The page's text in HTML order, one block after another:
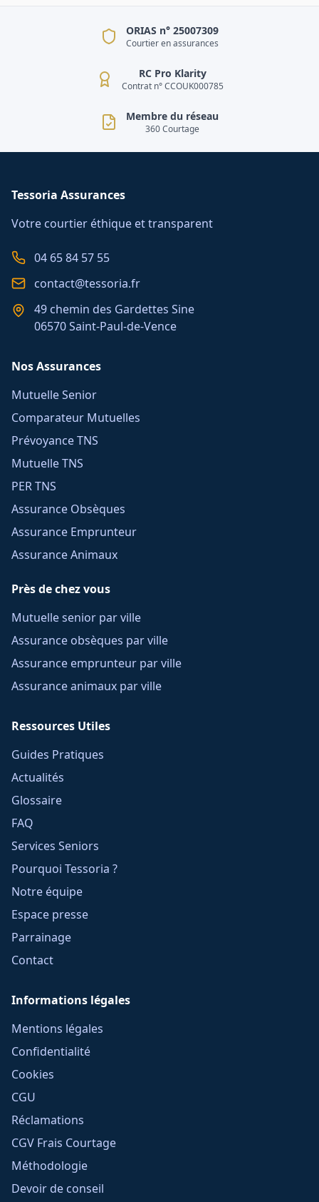
ORIAS n° 25007309
Courtier en assurances
RC Pro Klarity
Contrat n° CCOUK000785
Membre du réseau
360 Courtage
Tessoria Assurances
Votre courtier éthique et transparent
04 65 84 57 55
contact@tessoria.fr
49 chemin des Gardettes Sine
06570 Saint-Paul-de-Vence
Nos Assurances
Mutuelle Senior
Comparateur Mutuelles
Prévoyance TNS
Mutuelle TNS
PER TNS
Assurance Obsèques
Assurance Emprunteur
Assurance Animaux
Près de chez vous
Mutuelle senior par ville
Assurance obsèques par ville
Assurance emprunteur par ville
Assurance animaux par ville
Ressources Utiles
Guides Pratiques
Actualités
Glossaire
FAQ
Services Seniors
Pourquoi Tessoria ?
Notre équipe
Espace presse
Parrainage
Contact
Informations légales
Mentions légales
Confidentialité
Cookies
CGU
Réclamations
CGV Frais Courtage
Méthodologie
Devoir de conseil